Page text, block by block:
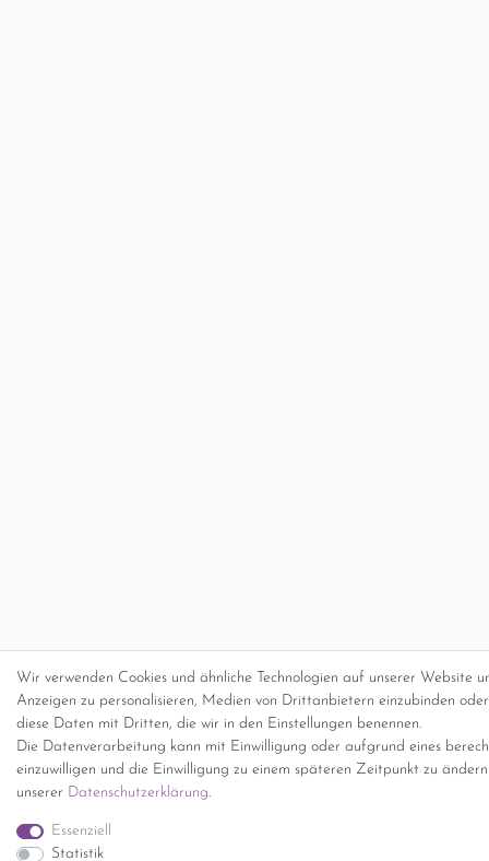
Wir verwenden Cookies und ähnliche Technologien auf unserer Website
Anzeigen zu personalisieren, Medien von Drittanbietern einzubinden
diese Daten mit Dritten, die wir in den Einstellungen benennen.
Die Datenverarbeitung kann mit Einwilligung oder aufgrund eines
einzuwilligen und die Einwilligung zu einem späteren Zeitpunkt zu
unserer Daten­schutz­erklärung.
Essenziell
Statistik